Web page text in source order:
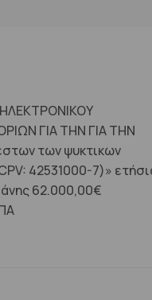
ΓΙΑ ΤΗΝ ΓΙΑ ΤΗΝ
των ψυκτικων
42531000-7)»
62.000,00€